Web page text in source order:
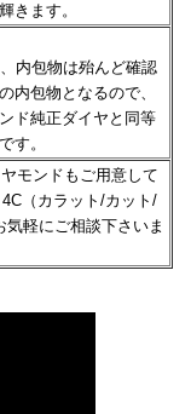
きます。
内包物は殆んど確認
内包物となるので、
ド純正ダイヤと同等
す。
モンドもご用意して
4C（カラット/カット/
軽にご相談下さいま